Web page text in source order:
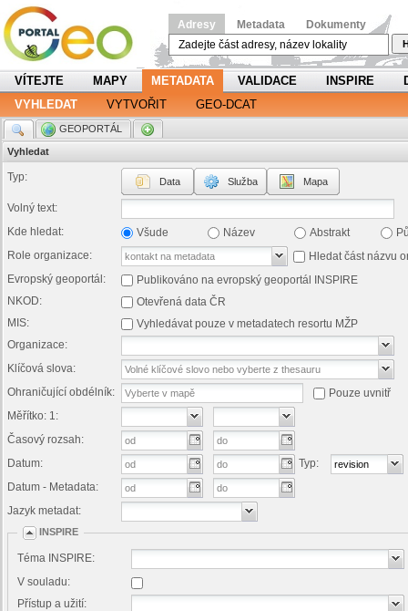
Adresy Metadata Dokumenty
VÍTEJTE MAPY METADATA VALIDACE INSPIRE
VYHLEDAT
VYTVOŘIT GEO-DCAT
GEOPORTÁL
Vyhledat
Typ: Data Služba Mapa
Volný text:
Kde hledat:
Všude Název Abstrakt
Role organizace:
Hledat část názvu
Evropský geoportál:
Publikováno na evropský geoportál INSPIRE
NKOD:
Otevřená data ČR
MIS:
Vyhledávat pouze v metadatech resortu MŽP
Organizace:
Klíčová slova:
Ohraničující obdélník:
Pouze uvnitř
Měřítko: 1:
Časový rozsah:
Datum:
Datum - Metadata:
Typ:
Jazyk metadat:
INSPIRE
Téma INSPIRE:
V souladu:
Přístup a užití: